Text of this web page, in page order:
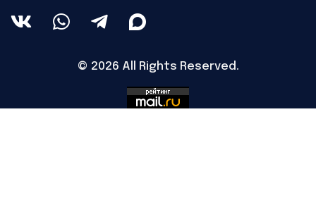
© 2026 All Rights Reserved.